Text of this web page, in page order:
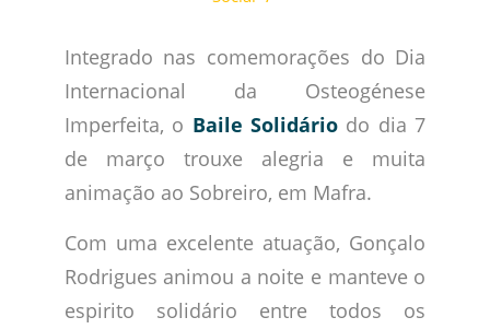
Integrado nas comemorações do Dia
Internacional da Osteogénese
Imperfeita, o Baile Solidário do dia 7
de março trouxe alegria e muita
animação ao Sobreiro, em Mafra.
Com uma excelente atuação, Gonçalo
Rodrigues animou a noite e manteve o
espirito solidário entre todos os